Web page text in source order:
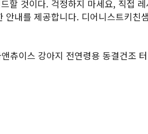
할 것이다. 걱정하지 마세요, 직접 레
내를 제공합니다. 디어니스트키친
츄이스 강아지 전연령용 동결건조